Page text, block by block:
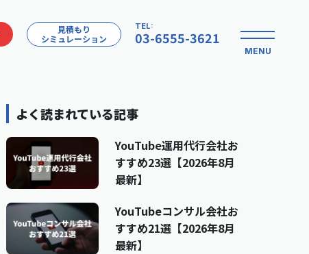
見積もり
シミュレーション
TEL:
03-6555-3621
MENU
よく読まれている記事
YouTube運用代行会社お
すすめ23選【2026年8月
最新】
YouTubeコンサル会社お
すすめ21選【2026年8月
最新】